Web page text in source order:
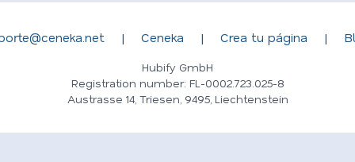
| Ceneka | Crea tu página |
Hubify GmbH
Registration number: FL-0002.723.025-8
Austrasse 14, Triesen, 9495, Liechtenstein